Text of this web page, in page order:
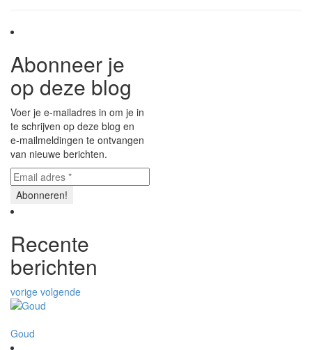
Abonneer je
op deze blog
Voer je e-mailadres in om je in
te schrijven op deze blog en
e-mailmeldingen te ontvangen
van nieuwe berichten.
Recente
berichten
vorige volgende
Goud